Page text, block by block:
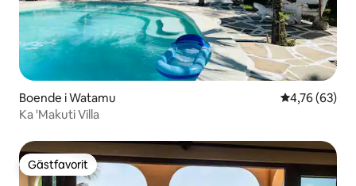
Boende i Watamu 4,76 av 5 i
4,76 (63)
Ka 'Makuti Villa
Gästfavorit
Gästfavorit